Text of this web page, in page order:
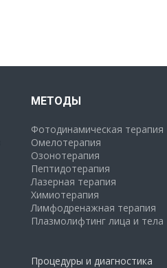
МЕТОДЫ
Фотодинамическая терапия
Омелотерапия
Озонотерапия
Пептидотерапия
Лазерная терапия
Химиотерапия
Лимфодренажная терапия
Плазмолифтинг лица и тела
Процедуры и диагностика